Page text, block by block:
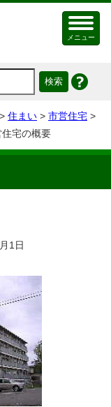
メニュー
> 住まい > 市営住宅 >
宅の概要
1日